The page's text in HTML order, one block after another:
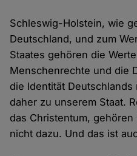
Schleswig-Holstein, wie
Deutschland, und zum
Staates gehören die
Menschenrechte und die
die Identität
daher zu unserem Staat.
das Christentum,
nicht dazu. Und das ist